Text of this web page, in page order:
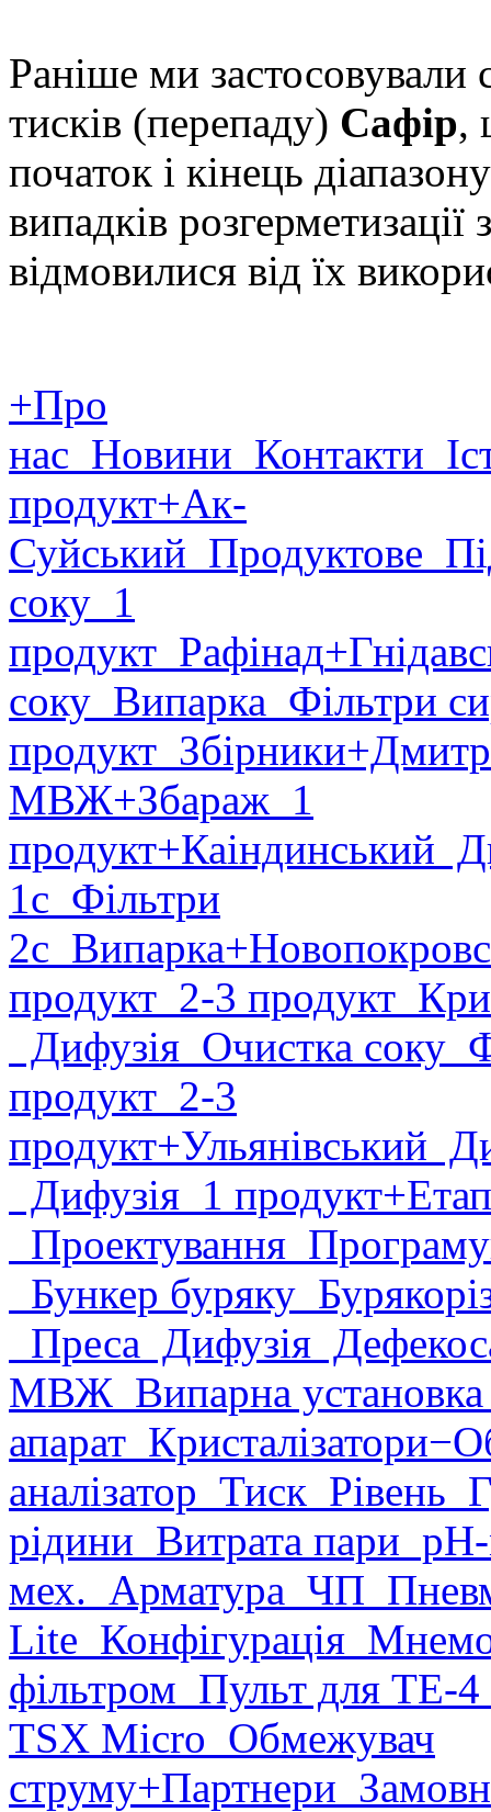
Раніше ми застосовували
тисків (перепаду) Сафір,
початок і кінець
випадків
відмовилися від їх
+Про
нас Новини Контакти
продукт+Ак-
Суйський Продуктове
соку 1
продукт Рафінад
соку Випарка Фільтри
продукт Збірники
МВЖ+Збараж 1
продукт+Каіндинський
1с Фільтри
2с Випарка
продукт 2-3 продукт
Дифузія Очистка соку
продукт 2-3
продукт+Ульянівський
Дифузія 1 продукт
Проектування
Бункер буряку
Преса Дифузія
МВЖ Випарна
апарат Кристалізатори
аналізатор Тиск Рівень
рідини Витрата пари
мех. Арматура ЧП
Lite Конфігурація
фільтром Пульт для ТЕ-4
TSX Micro Обмежувач
струму+Партнери